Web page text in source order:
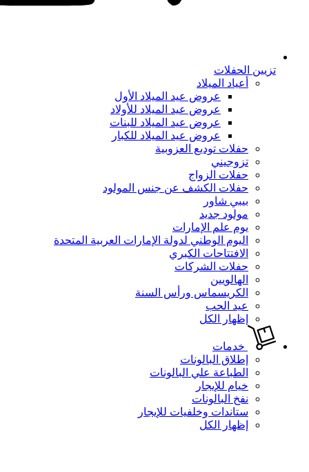
تزيين الحفلات
أعياد الميلاد
عروض عيد الميلاد الأول
عروض عيد الميلاد للأولاد
عروض عيد الميلاد للبنات
عروض عيد الميلاد للكبار
حفلات توديع العزوبية
تزوجيني
حفلات الزواج
حفلات الكشف عن جنس المولود
بيبي شاور
مولود جديد
يوم علم الإمارات
اليوم الوطني لدولة الإمارات العربية المتحدة
الافتتاحات الكبري
حفلات الشركات
الهالويين
الكريسماس ورأس السنة
عيد الحب
إظهار الكل
خدمات
إطلاق البالونات
الطباعة علي البالونات
خيام للإيجار
نفخ البالونات
ستاندات وخلفيات للإيجار
إظهار الكل